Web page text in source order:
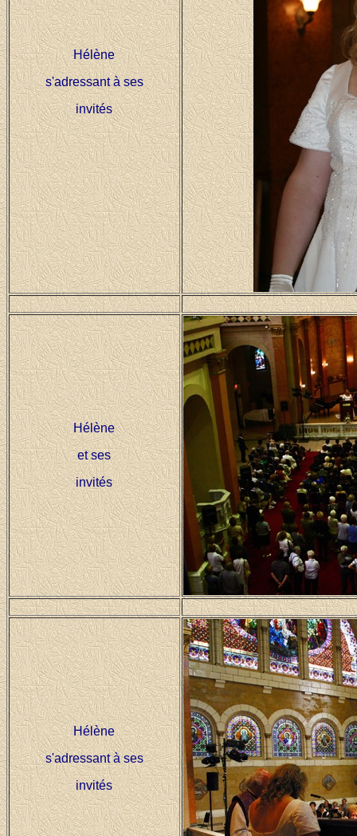
Hélène
s'adressant à ses
invités
Hélène
et ses
invités
Hélène
s'adressant à ses
invités